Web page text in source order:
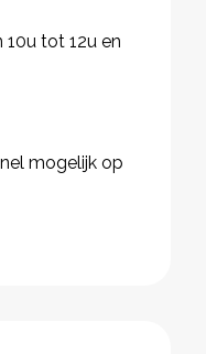
tot 12u en
mogelijk op